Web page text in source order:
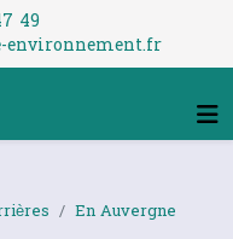
49
environnement.fr
En Auvergne